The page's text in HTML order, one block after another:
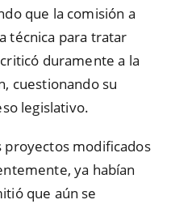
que la comisión a
técnica para tratar
duramente a la
cuestionando su
legislativo.
proyectos modificados
ya habían
que aún se